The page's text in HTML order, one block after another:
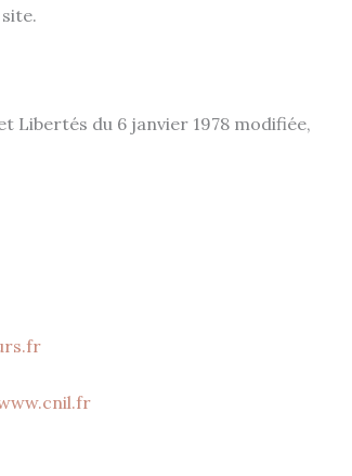
Libertés du 6 janvier 1978 modifiée,